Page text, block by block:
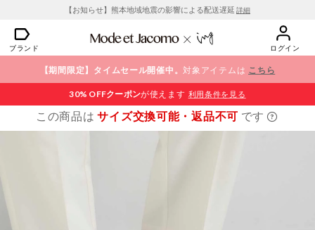
【お知らせ】熊本地域地震の影響による配送遅延 詳細
ブランド ログイン
【期間限定】タイムセール開催中。対象アイテムは こちら
30% OFFクーポンが使えます 利用条件を見る
この商品はサイズ交換可能・返品不可 です